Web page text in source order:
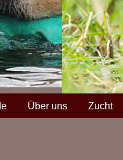
Über uns Zucht